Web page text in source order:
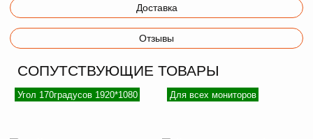
Доставка
Отзывы
СОПУТСТВУЮЩИЕ ТОВАРЫ
Угол 170градусов 1920*1080 Для всех мониторов